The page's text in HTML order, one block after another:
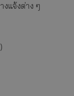
งแจ้งต่าง ๆ